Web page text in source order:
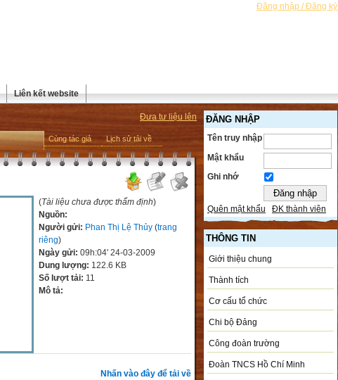
Đăng nhập / Đăng ký
Liên kết website
ĐĂNG NHẬP
Tên truy nhập
Mật khẩu
Ghi nhớ
Quên mật khẩu ĐK thành viên
THÔNG TIN
Giới thiệu chung
Thành tích
Cơ cấu tổ chức
Chi bộ Đảng
Công đoàn trường
Đoàn TNCS Hồ Chí Minh
Đưa tư liệu lên
Cùng tác giả Lịch sử tải về
(Tài liệu chưa được thẩm định)
Nguồn:
Người gửi: Phan Thị Lệ Thủy (trang
riêng)
Ngày gửi: 09h:04' 24-03-2009
Dung lượng: 122.6 KB
Số lượt tải: 11
Mô tả:
Nhấn vào đây để tải về